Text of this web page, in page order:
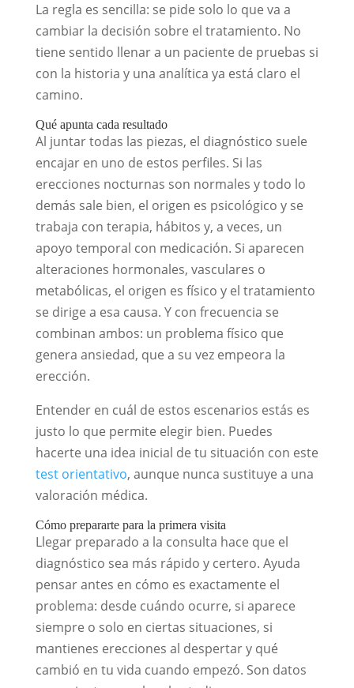
La regla es sencilla: se pide solo lo que va a
cambiar la decisión sobre el tratamiento. No
tiene sentido llenar a un paciente de pruebas si
con la historia y una analítica ya está claro el
camino.
Qué apunta cada resultado
Al juntar todas las piezas, el diagnóstico suele
encajar en uno de estos perfiles. Si las
erecciones nocturnas son normales y todo lo
demás sale bien, el origen es psicológico y se
trabaja con terapia, hábitos y, a veces, un
apoyo temporal con medicación. Si aparecen
alteraciones hormonales, vasculares o
metabólicas, el origen es físico y el tratamiento
se dirige a esa causa. Y con frecuencia se
combinan ambos: un problema físico que
genera ansiedad, que a su vez empeora la
erección.
Entender en cuál de estos escenarios estás es
justo lo que permite elegir bien. Puedes
hacerte una idea inicial de tu situación con este
test orientativo, aunque nunca sustituye a una
valoración médica.
Cómo prepararte para la primera visita
Llegar preparado a la consulta hace que el
diagnóstico sea más rápido y certero. Ayuda
pensar antes en cómo es exactamente el
problema: desde cuándo ocurre, si aparece
siempre o solo en ciertas situaciones, si
mantienes erecciones al despertar y qué
cambió en tu vida cuando empezó. Son datos